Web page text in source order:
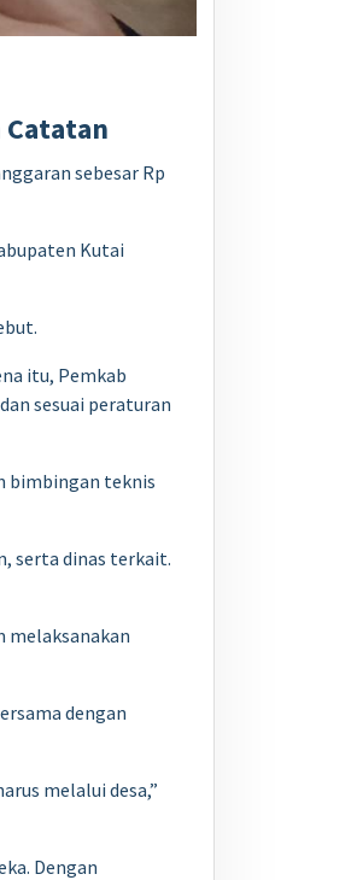
Catatan
sebesar Rp
Kutai
itu, Pemkab
sesuai peraturan
bimbingan teknis
serta dinas terkait.
melaksanakan
dengan
melalui desa,”
Dengan